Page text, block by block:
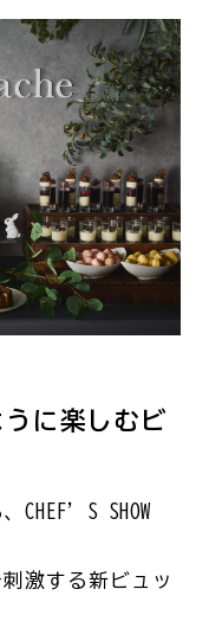
に楽しむビ
CHEF’S SHOW
激する新ビュッ